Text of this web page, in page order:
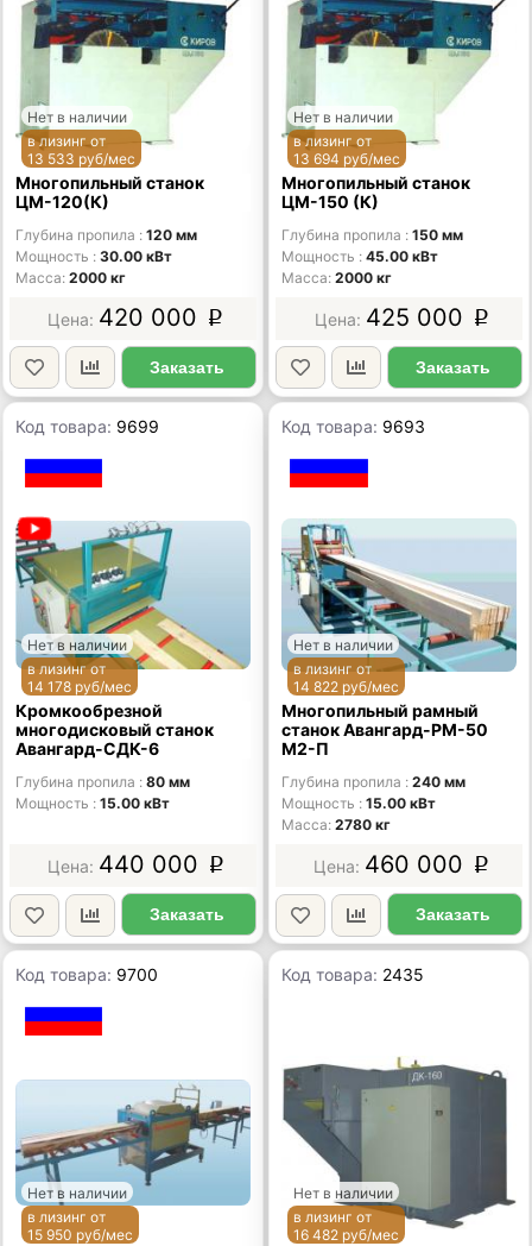
Нет в наличии
в лизинг от
13 533 руб/мес
Многопильный станок
ЦМ-120(К)
Глубина пропила
120 мм
Мощность
30.00 кВт
Масса 2000 кг
420 000 p
Заказать
Нет в наличии
в лизинг от
13 694 руб/мес
Многопильный станок
ЦМ-150 (К)
Глубина пропила
150 мм
Мощность
45.00 кВт
Масса 2000 кг
425 000 p
Заказать
Код товара: 9699
Нет в наличии
в лизинг от
14 178 руб/мес
Кромкообрезной
многодисковый станок
Авангард-СДК-6
Глубина пропила
80 мм
Мощность
15.00 кВт
440 000 p
Заказать
Код товара: 9693
Нет в наличии
в лизинг от
14 822 руб/мес
Многопильный рамный
станок Авангард-РM-50
М2-П
Глубина пропила
240 мм
Мощность
15.00 кВт
Масса 2780 кг
460 000 p
Заказать
Код товара: 9700
Нет в наличии
в лизинг от
15 950 руб/мес
Код товара: 2435
Нет в наличии
в лизинг от
16 482 руб/мес